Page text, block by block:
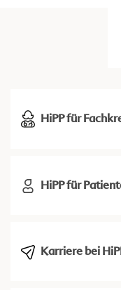
HiPP für
HiPP für
Karriere bei